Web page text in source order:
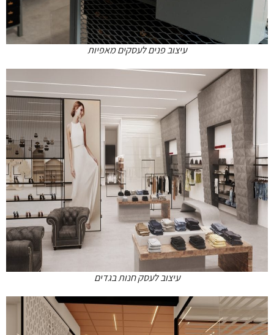
עיצוב פנים לעסקים מאפיות
עיצוב לעסק חנות בגדים